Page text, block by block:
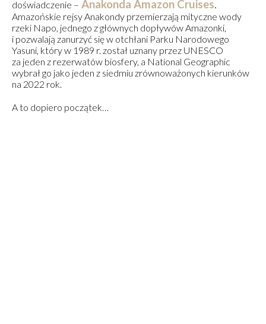
doświadczenie – Anakonda Amazon Cruises.
Amazońskie rejsy Anakondy przemierzają mityczne wody
rzeki Napo, jednego z głównych dopływów Amazonki,
i pozwalają zanurzyć się w otchłani Parku Narodowego
Yasuní, który w 1989 r. został uznany przez UNESCO
za jeden z rezerwatów biosfery, a National Geographic
wybrał go jako jeden z siedmiu zrównoważonych kierunków
na 2022 rok.
A to dopiero początek…